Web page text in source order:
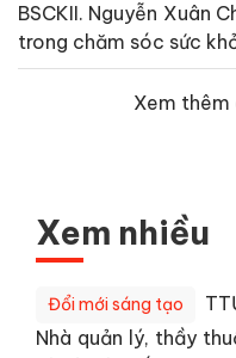
BSCKII. Nguyễn Xuân
trong chăm sóc sức
Xem
Xem nhiều
Đổi mới sáng tạo
Nhà quản lý, thầy